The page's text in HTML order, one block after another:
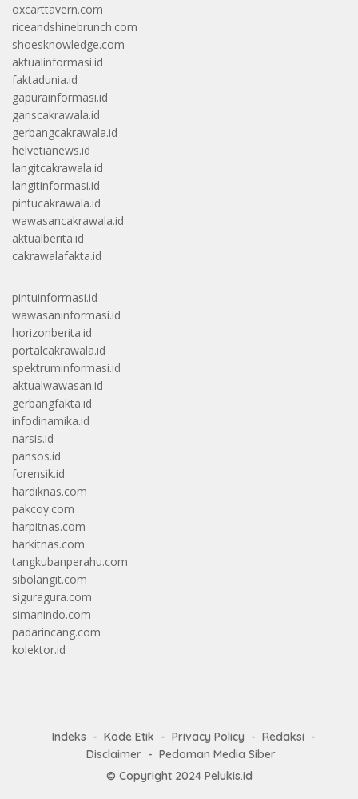
oxcarttavern.com
riceandshinebrunch.com
shoesknowledge.com
aktualinformasi.id
faktadunia.id
gapurainformasi.id
gariscakrawala.id
gerbangcakrawala.id
helvetianews.id
langitcakrawala.id
langitinformasi.id
pintucakrawala.id
wawasancakrawala.id
aktualberita.id
cakrawalafakta.id
pintuinformasi.id
wawasaninformasi.id
horizonberita.id
portalcakrawala.id
spektruminformasi.id
aktualwawasan.id
gerbangfakta.id
infodinamika.id
narsis.id
pansos.id
forensik.id
hardiknas.com
pakcoy.com
harpitnas.com
harkitnas.com
tangkubanperahu.com
sibolangit.com
siguragura.com
simanindo.com
padarincang.com
kolektor.id
Indeks Kode Etik Privacy Policy
Redaksi
Disclaimer
Pedoman Media Siber
© Copyright 2024 Pelukis.id